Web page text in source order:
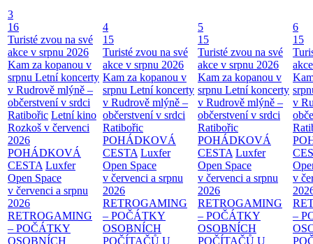
3
16
Turisté zvou na své
akce v srpnu 2026
Kam za kopanou v
srpnu Letní koncerty
v Rudrově mlýně –
občerstvení v srdci
Ratibořic Letní kino
Rozkoš v červenci
2026
POHÁDKOVÁ
CESTA Luxfer
Open Space
v červenci a srpnu
2026
RETROGAMING
– POČÁTKY
OSOBNÍCH
4
15
Turisté zvou na své
akce v srpnu 2026
Kam za kopanou v
srpnu Letní koncerty
v Rudrově mlýně –
občerstvení v srdci
Ratibořic
POHÁDKOVÁ
CESTA Luxfer
Open Space
v červenci a srpnu
2026
RETROGAMING
– POČÁTKY
OSOBNÍCH
POČÍTAČŮ U
5
15
Turisté zvou na své
akce v srpnu 2026
Kam za kopanou v
srpnu Letní koncerty
v Rudrově mlýně –
občerstvení v srdci
Ratibořic
POHÁDKOVÁ
CESTA Luxfer
Open Space
v červenci a srpnu
2026
RETROGAMING
– POČÁTKY
OSOBNÍCH
POČÍTAČŮ U
6
15
v
v
–